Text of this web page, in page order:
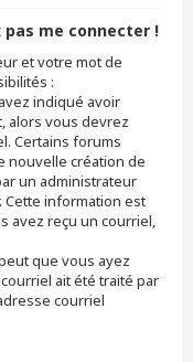
pas me connecter !
et votre mot de
:
indiqué avoir
alors vous devrez
Certains forums
nouvelle création de
un administrateur
Cette information est
avez reçu un courriel,
que vous ayez
ait été traité par
courriel